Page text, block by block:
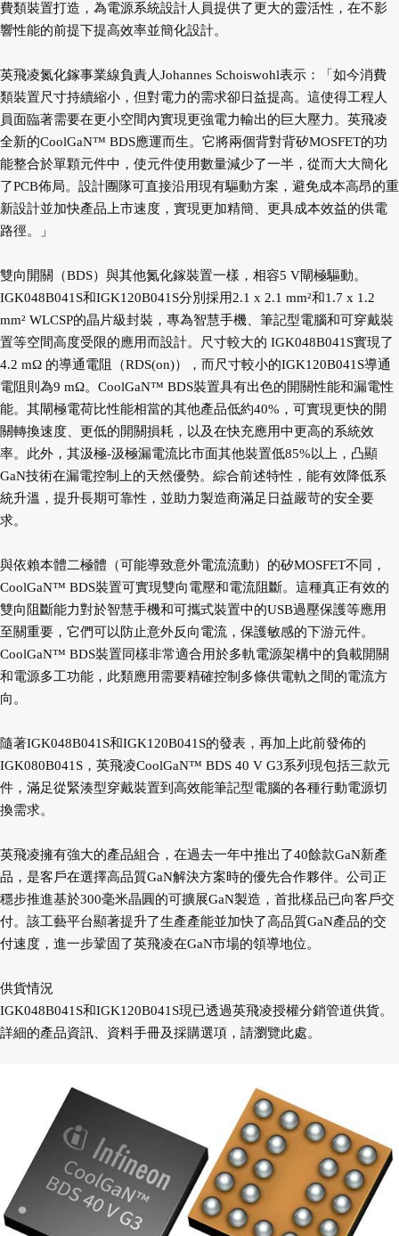
費類裝置打造，為電源系統設計人員提供了更大的靈活性，在不影
響性能的前提下提高效率並簡化設計。
英飛凌氮化鎵事業線負責人Johannes Schoiswohl表示：「如今消費
類裝置尺寸持續縮小，但對電力的需求卻日益提高。這使得工程人
員面臨著需要在更小空間內實現更強電力輸出的巨大壓力。英飛凌
全新的CoolGaN™ BDS應運而生。它將兩個背對背矽MOSFET的功
能整合於單顆元件中，使元件使用數量減少了一半，從而大大簡化
了PCB佈局。設計團隊可直接沿用現有驅動方案，避免成本高昂的重
新設計並加快產品上市速度，實現更加精簡、更具成本效益的供電
路徑。」
雙向開關（BDS）與其他氮化鎵裝置一樣，相容5 V閘極驅動。
IGK048B041S和IGK120B041S分別採用2.1 x 2.1 mm²和1.7 x 1.2
mm² WLCSP的晶片級封裝，專為智慧手機、筆記型電腦和可穿戴裝
置等空間高度受限的應用而設計。尺寸較大的 IGK048B041S實現了
4.2 mΩ 的導通電阻（RDS(on)），而尺寸較小的IGK120B041S導通
電阻則為9 mΩ。CoolGaN™ BDS裝置具有出色的開關性能和漏電性
能。其閘極電荷比性能相當的其他產品低約40%，可實現更快的開
關轉換速度、更低的開關損耗，以及在快充應用中更高的系統效
率。此外，其汲極-汲極漏電流比市面其他裝置低85%以上，凸顯
GaN技術在漏電控制上的天然優勢。綜合前述特性，能有效降低系
統升溫，提升長期可靠性，並助力製造商滿足日益嚴苛的安全要
求。
與依賴本體二極體（可能導致意外電流流動）的矽MOSFET不同，
CoolGaN™ BDS裝置可實現雙向電壓和電流阻斷。這種真正有效的
雙向阻斷能力對於智慧手機和可攜式裝置中的USB過壓保護等應用
至關重要，它們可以防止意外反向電流，保護敏感的下游元件。
CoolGaN™ BDS裝置同樣非常適合用於多軌電源架構中的負載開關
和電源多工功能，此類應用需要精確控制多條供電軌之間的電流方
向。
隨著IGK048B041S和IGK120B041S的發表，再加上此前發佈的
IGK080B041S，英飛凌CoolGaN™ BDS 40 V G3系列現包括三款元
件，滿足從緊湊型穿戴裝置到高效能筆記型電腦的各種行動電源切
換需求。
英飛凌擁有強大的產品組合，在過去一年中推出了40餘款GaN新產
品，是客戶在選擇高品質GaN解決方案時的優先合作夥伴。公司正
穩步推進基於300毫米晶圓的可擴展GaN製造，首批樣品已向客戶交
付。該工藝平台顯著提升了生產產能並加快了高品質GaN產品的交
付速度，進一步鞏固了英飛凌在GaN市場的領導地位。
供貨情況
IGK048B041S和IGK120B041S現已透過英飛凌授權分銷管道供貨。
詳細的產品資訊、資料手冊及採購選項，請瀏覽此處。